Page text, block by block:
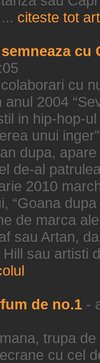
citeste tot
cu
cu
2004
in hip-hop-
unui
dupa,
de-al
2010
“Goana
de marca
sau Artan,
sau artisti
de no.1 -
trupa
cu cel